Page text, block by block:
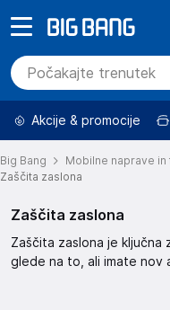
Akcije & promocije
Big Bang Mobilne naprave in
Zaščita zaslona
Zaščita zaslona
Zaščita zaslona je
glede na to, ali imate nov